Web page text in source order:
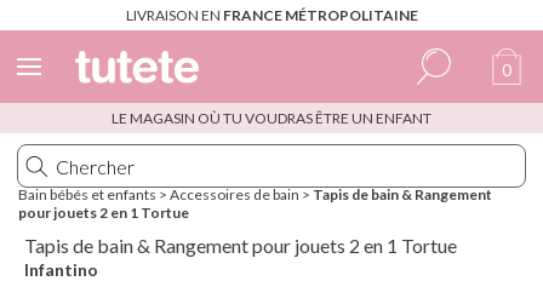
LIVRAISON EN FRANCE MÉTROPOLITAINE
Espagnol
Italien
Anglais
Portugais
0
LE MAGASIN OÙ TU VOUDRAS ÊTRE UN ENFANT
Bain bébés et enfants > Accessoires de bain > Tapis de bain & Rangement
pour jouets 2 en 1 Tortue
Tapis de bain & Rangement pour jouets 2 en 1 Tortue
Infantino